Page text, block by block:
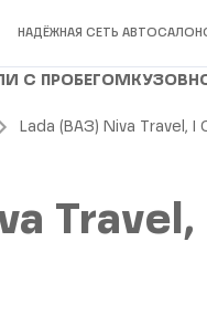
НАДЁЖНАЯ СЕТЬ
С ПРОБЕГОМ
Lada (ВАЗ) Niva Travel,